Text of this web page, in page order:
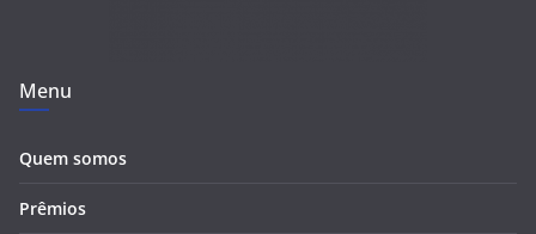
Menu
Quem somos
Prêmios